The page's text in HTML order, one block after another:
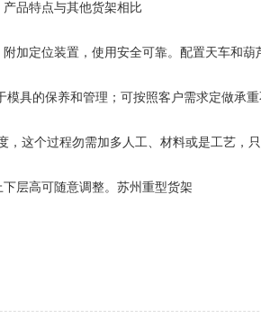
品特点与其他货架相比
加定位装置，使用安全可靠。配置天车和葫
具的保养和管理；可按照客户需求定做承重
这个过程勿需加多人工、材料或是工艺，
层高可随意调整。 苏州重型货架